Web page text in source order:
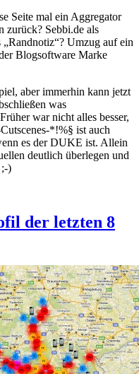
Seite mal ein Aggregator
zurück? Sebbi.de als
Umzug auf ein
Blogsoftware Marke
aber immerhin kann jetzt
was
war nicht alles besser,
*!%§ ist auch
es der DUKE ist. Allein
deutlich überlegen und
;-)
der letzten 8